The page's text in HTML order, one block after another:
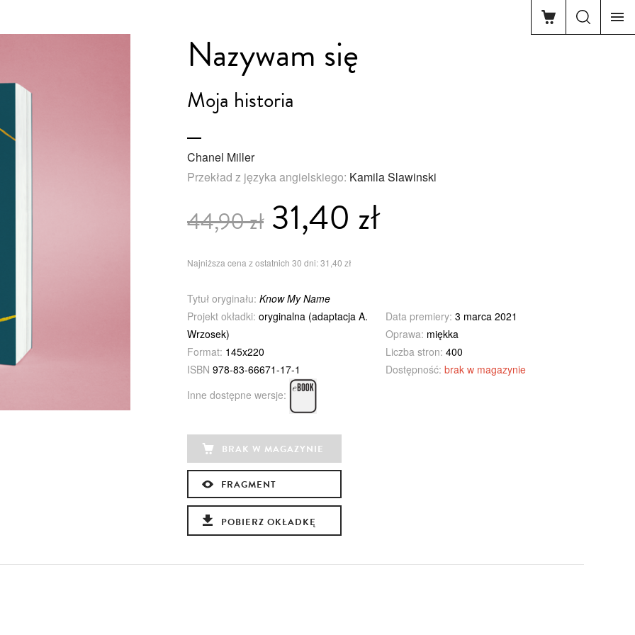
Nazywam się
Moja historia
Chanel Miller
Przekład z języka angielskiego: Kamila Slawinski
44,90 zł31,40 zł
Najniższa cena z ostatnich 30 dni: 31,40 zł
Tytuł oryginału: Know My Name
Projekt okładki: oryginalna (adaptacja A.
Wrzosek)
Data premiery: 3 marca 2021
Oprawa: miękka
Format: 145x220 Liczba stron: 400
ISBN 978-83-66671-17-1 Dostępność: brak w magazynie
Inne dostępne wersje:
BRAK W MAGAZYNIE
FRAGMENT
POBIERZ OKŁADKĘ